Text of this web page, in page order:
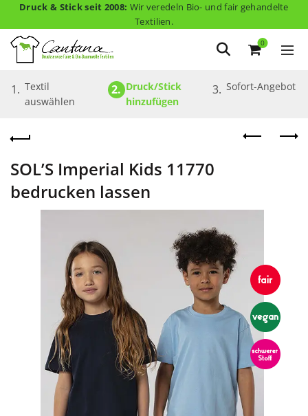
Druck & Stick seit 2008: Wir veredeln Bio- und fair gehandelte
Textilien.
0
1. Textil
auswählen
2. Druck/Stick
hinzufügen
3. Sofort-Angebot
SOL’S Imperial Kids 11770
bedrucken lassen